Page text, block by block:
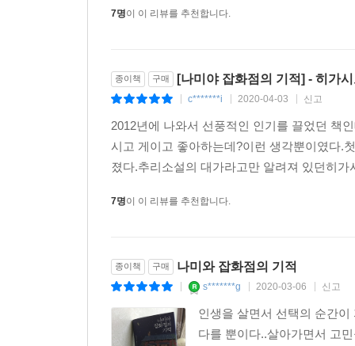
7명이 이 리뷰를 추천합니다.
종이책 구매 [나미야 잡화점의 기적] - 히가
c*******i 2020-04-03 신고
2012년에 나와서 선풍적인 인기를 끌었던 책
시고 게이고 좋아하는데?이런 생각뿐이였다.
졌다.추리소설의 대가라고만 알려져 있던히
7명이 이 리뷰를 추천합니다.
종이책 구매 나미와 잡화점의 기적
s*******g 2020-03-06 신고
인생을 살면서 선택의 순간
다를 뿐이다..살아가면서 고